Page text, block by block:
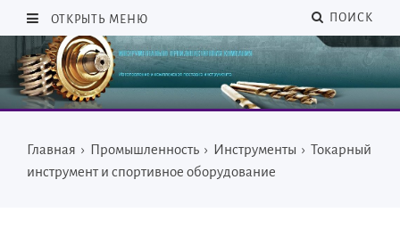
ОТКРЫТЬ МЕНЮ ПОИСК
Главная › Промышленность › Инструменты › Токарный
инструмент и спортивное оборудование